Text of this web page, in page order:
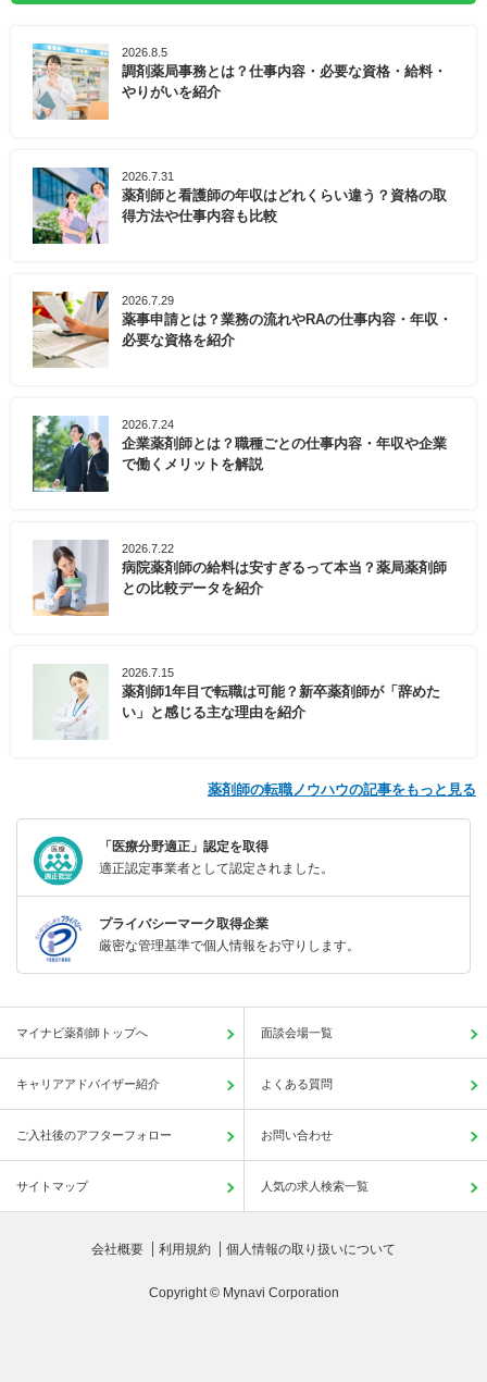
2026.8.5
調剤薬局事務とは？仕事内容・必要な資格・給料・
やりがいを紹介
2026.7.31
薬剤師と看護師の年収はどれくらい違う？資格の取
得方法や仕事内容も比較
2026.7.29
薬事申請とは？業務の流れやRAの仕事内容・年収・
必要な資格を紹介
2026.7.24
企業薬剤師とは？職種ごとの仕事内容・年収や企業
で働くメリットを解説
2026.7.22
病院薬剤師の給料は安すぎるって本当？薬局薬剤師
との比較データを紹介
2026.7.15
薬剤師1年目で転職は可能？新卒薬剤師が「辞めた
い」と感じる主な理由を紹介
薬剤師の転職ノウハウの記事をもっと見る
「医療分野適正」認定を取得
適正認定事業者として認定されました。
プライバシーマーク取得企業
厳密な管理基準で個人情報をお守りします。
マイナビ薬剤師トップへ 面談会場一覧
キャリアアドバイザー紹介 よくある質問
ご入社後のアフターフォロー お問い合わせ
サイトマップ 人気の求人検索一覧
会社概要 利用規約 個人情報の取り扱いについて
Copyright © Mynavi Corporation